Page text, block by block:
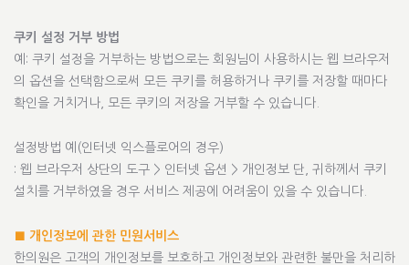
쿠키 설정 거부 방법
예: 쿠키 설정을 거부하는 방법으로는 회원님이 사용하시는 웹 브라우저
의 옵션을 선택함으로써 모든 쿠키를 허용하거나 쿠키를 저장할 때마다
확인을 거치거나, 모든 쿠키의 저장을 거부할 수 있습니다.
설정방법 예(인터넷 익스플로어의 경우)
: 웹 브라우저 상단의 도구 > 인터넷 옵션 > 개인정보 단, 귀하께서 쿠키
설치를 거부하였을 경우 서비스 제공에 어려움이 있을 수 있습니다.
■ 개인정보에 관한 민원서비스
한의원은 고객의 개인정보를 보호하고 개인정보와 관련한 불만을 처리하